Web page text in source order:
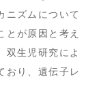
ニズムについて
とが原因と考え
双生児研究によ
おり、遺伝子レ